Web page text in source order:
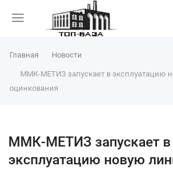
Главная Новости
ММК-МЕТИЗ запускает в эксплуатацию
оцинкования
ММК-МЕТИЗ запускает в
эксплуатацию новую